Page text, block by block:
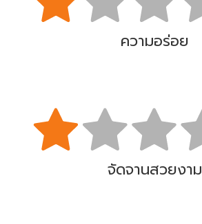
ความอร่อย
จัดจานสวยงาม